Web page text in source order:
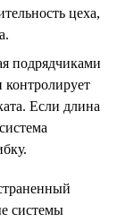
цеха,
подрядчиками
Если длина
системы